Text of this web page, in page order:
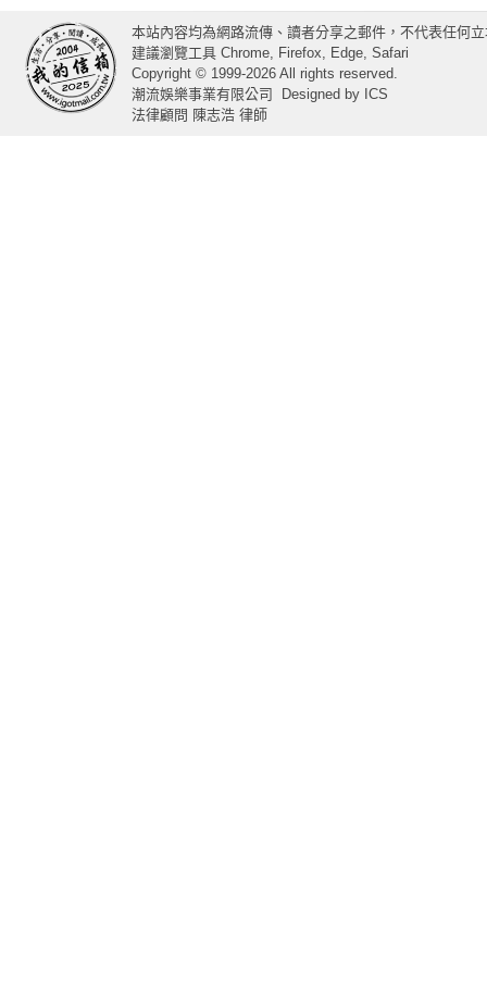
本站內容均為網路流傳、讀者分享之郵件，不代表任何
建議瀏覽工具 Chrome, Firefox, Edge, Safari
Copyright © 1999-2026 All rights reserved.
潮流娛樂事業有限公司
Designed by ICS
法律顧問 陳志浩 律師